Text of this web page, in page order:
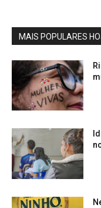
MAIS POPULARES